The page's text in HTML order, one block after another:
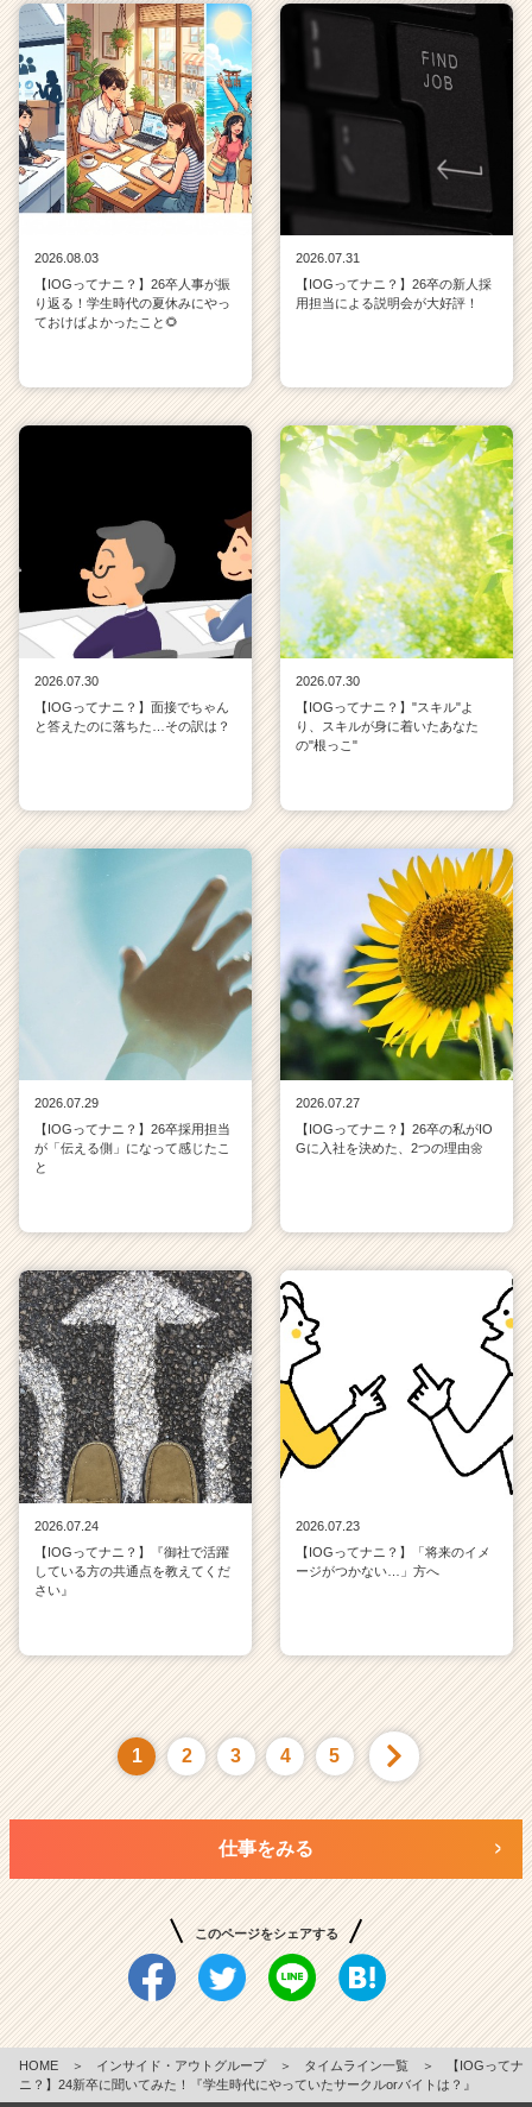
2026.08.03
【IOGってナニ？】26卒人事が振
り返る！学生時代の夏休みにやっ
ておけばよかったこと🌻
2026.07.31
【IOGってナニ？】26卒の新人採
用担当による説明会が大好評！
2026.07.30
【IOGってナニ？】面接でちゃん
と答えたのに落ちた…その訳は？
2026.07.30
【IOGってナニ？】"スキル"よ
り、スキルが身に着いたあなた
の"根っこ"
2026.07.29
【IOGってナニ？】26卒採用担当
が「伝える側」になって感じたこ
と
2026.07.27
【IOGってナニ？】26卒の私がIO
Gに入社を決めた、2つの理由🌼
2026.07.24
【IOGってナニ？】『御社で活躍
している方の共通点を教えてくだ
さい』
2026.07.23
【IOGってナニ？】「将来のイメ
ージがつかない…」方へ
1 2 3 4 5
仕事をみる
このページをシェアする
HOME ＞ インサイド・アウトグループ ＞ タイムライン一覧 ＞
【IOGってナ
ニ？】24新卒に聞いてみた！『学生時代にやっていたサークルorバイトは？』